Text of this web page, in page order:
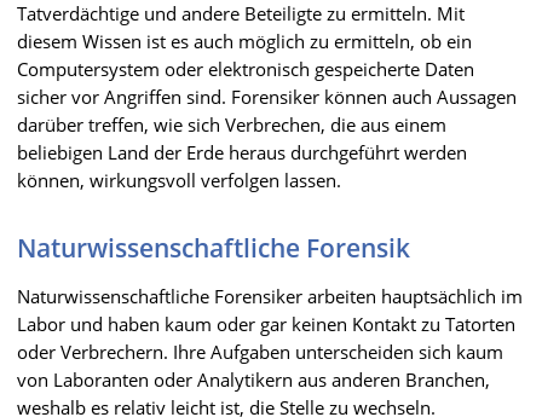
Tatverdächtige und andere Beteiligte zu ermitteln. Mit
diesem Wissen ist es auch möglich zu ermitteln, ob ein
Computersystem oder elektronisch gespeicherte Daten
sicher vor Angriffen sind. Forensiker können auch Aussagen
darüber treffen, wie sich Verbrechen, die aus einem
beliebigen Land der Erde heraus durchgeführt werden
können, wirkungsvoll verfolgen lassen.
Naturwissenschaftliche Forensik
Naturwissenschaftliche Forensiker arbeiten hauptsächlich im
Labor und haben kaum oder gar keinen Kontakt zu Tatorten
oder Verbrechern. Ihre Aufgaben unterscheiden sich kaum
von Laboranten oder Analytikern aus anderen Branchen,
weshalb es relativ leicht ist, die Stelle zu wechseln.